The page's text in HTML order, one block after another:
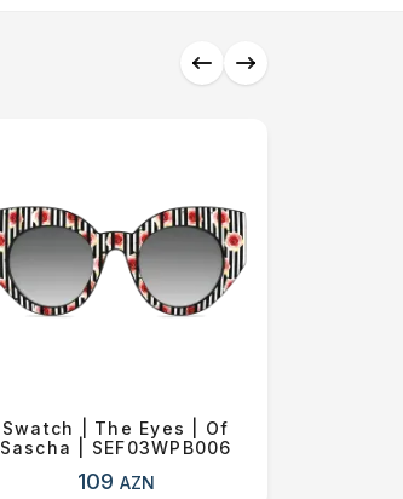
Swatch | The Eyes | Of
Sascha | SEF03WPB006
109 AZN